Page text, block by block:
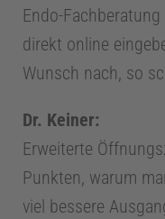
l
g
i
Endo-
direkt online
Wunsch nach, so
Dr. Keiner:
Erweiterte
Punkten, warum
viel bessere